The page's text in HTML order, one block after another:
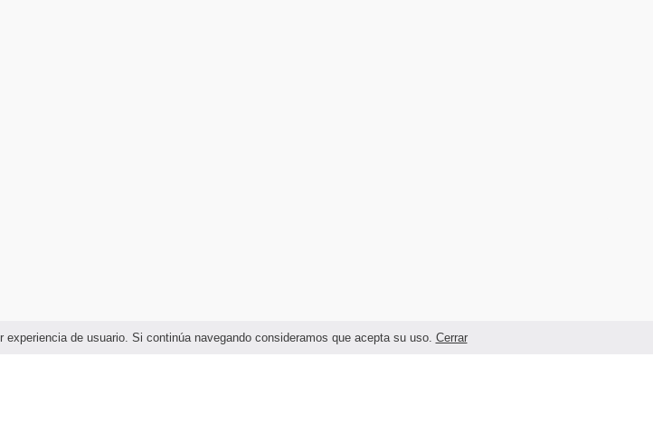
de usuario. Si continúa navegando consideramos que acepta su uso. Cerrar